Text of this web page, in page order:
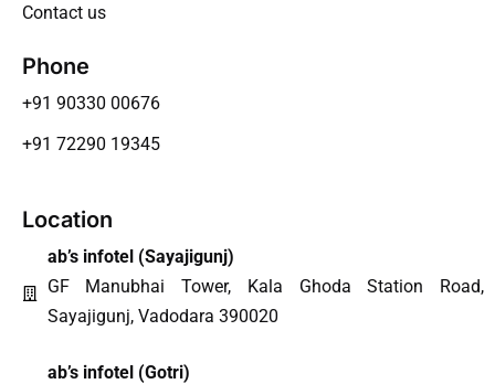
Contact us
Phone
+91 90330 00676
+91 72290 19345
Location
ab’s infotel (Sayajigunj)
GF Manubhai Tower, Kala Ghoda Station Road,
Sayajigunj, Vadodara 390020
ab’s infotel (Gotri)